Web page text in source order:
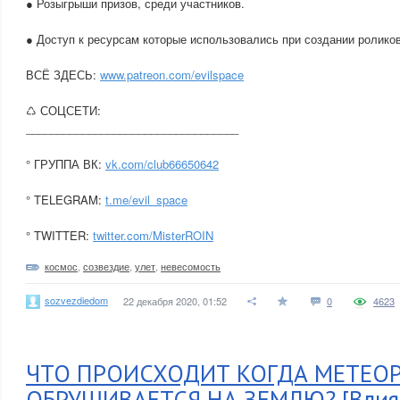
● Доступ к ресурсам которые использовались при создании
ВСЁ ЗДЕСЬ: www.patreon.com/evilspace
♺ СОЦСЕТИ:
° ГРУППА ВК: vk.com/club66650642
° TELEGRAM: t.me/evil_space
° TWITTER: twitter.com/MisterROIN
космос созвездие улет невесомость
sozvezdiedom 22 декабря 2020, 01:52 0 4623
ЧТО ПРОИСХОДИТ КОГДА